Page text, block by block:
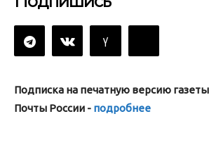
Подписка на печатную версию
Почты России - подробнее